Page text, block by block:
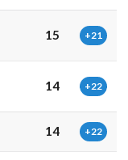
15 +21
14 +22
14 +22